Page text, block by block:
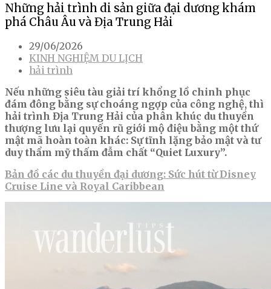
Những hải trình di sản giữa đại dương khám
phá Châu Âu và Địa Trung Hải
29/06/2026
KINH NGHIỆM DU LỊCH
hải trình
Nếu những siêu tàu giải trí khổng lồ chinh phục
đám đông bằng sự choáng ngợp của công nghệ, thì
hải trình Địa Trung Hải của phân khúc du thuyền
thượng lưu lại quyến rũ giới mộ điệu bằng một thứ
mật mã hoàn toàn khác: Sự tĩnh lặng bảo mật và tư
duy thẩm mỹ thấm đẫm chất “Quiet Luxury”.
Bản đồ các du thuyền đại dương: Sức hút từ Disney
Cruise Line và Royal Caribbean